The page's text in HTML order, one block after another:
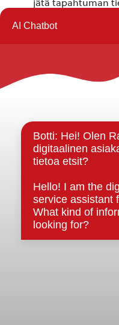
jätä tapahtuman
Rautalammin kunta
Strategiat, ohjelmat,
sopimukset
Asiakirjajulkisuuskuvaus
Evästeet
Saavutettavuusseloste
Tietosuoja
Tietosuojaselosteet